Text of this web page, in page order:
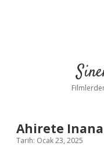
Ahirete
Tarih: Ocak 23, 2025